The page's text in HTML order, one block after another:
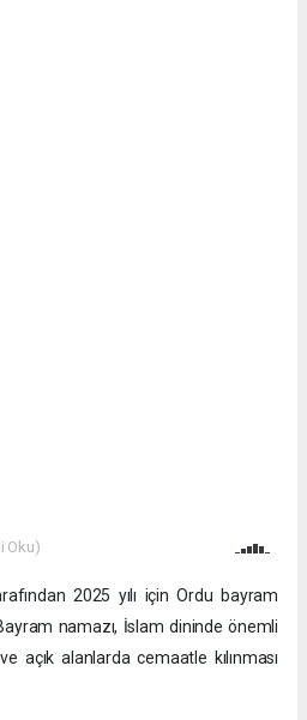
Oku)
2025 yılı için Ordu bayram
namazı, İslam dininde önemli
açık alanlarda cemaatle kılınması